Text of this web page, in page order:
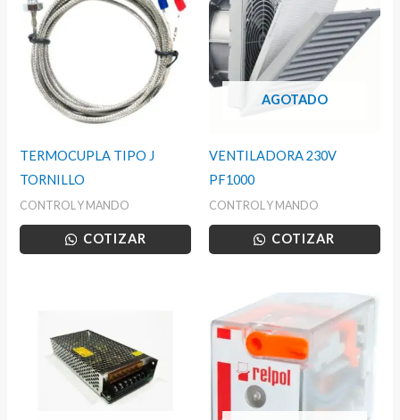
TERMOCUPLA TIPO J
TORNILLO
CONTROL Y MANDO
COTIZAR
AGOTADO
VENTILADORA 230V
PF1000
CONTROL Y MANDO
COTIZAR